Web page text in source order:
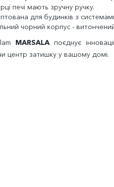
печі мають зручну ручку.
для будинків з
чорний корпус -
MARSALA поєднує
центр затишку у вашому домі.